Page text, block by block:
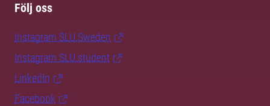
Följ oss
Instagram SLU.Sweden
Instagram SLU.student
LinkedIn
Facebook